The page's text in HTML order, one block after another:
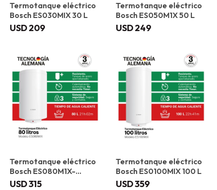
Termotanque eléctrico
Bosch ES030MIX 30 L
USD209
Termotanque eléctrico
Bosch ES050M1X 50 L
USD249
Termotanque eléctrico
Bosch ES080M1X-
KNWVB 80 L
USD315
Termotanque eléctrico
Bosch ES0100MIX 100 L
USD359